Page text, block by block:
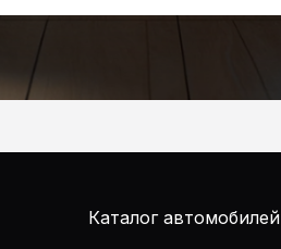
Каталог автомобилей